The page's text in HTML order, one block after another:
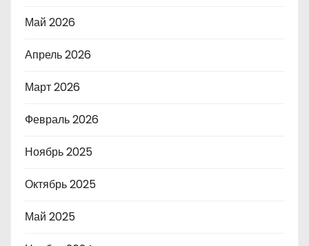
Май 2026
Апрель 2026
Март 2026
Февраль 2026
Ноябрь 2025
Октябрь 2025
Май 2025